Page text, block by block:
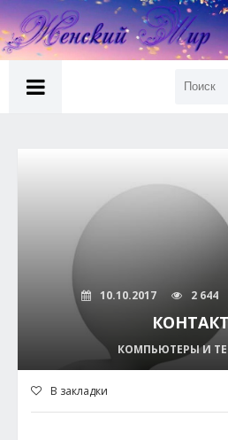
10.10.2017 2 644
КОМПЬЮТЕРЫ И
В закладки